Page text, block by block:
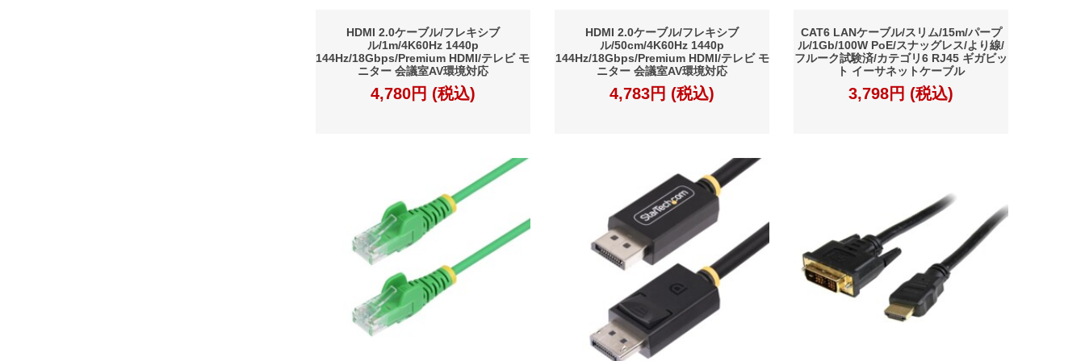
HDMI 2.0ケーブル/フレキシブ
ル/1m/4K60Hz 1440p
144Hz/18Gbps/Premium HDMI/テレビ モ
ニター 会議室AV環境対応
4,780円 (税込)
HDMI 2.0ケーブル/フレキシブ
ル/50cm/4K60Hz 1440p
144Hz/18Gbps/Premium HDMI/テレビ モ
ニター 会議室AV環境対応
4,783円 (税込)
CAT6 LANケーブル/スリム/15m/パープ
ル/1Gb/100W PoE/スナッグレス/より線/
フルーク試験済/カテゴリ6 RJ45 ギガビッ
ト イーサネットケーブル
3,798円 (税込)